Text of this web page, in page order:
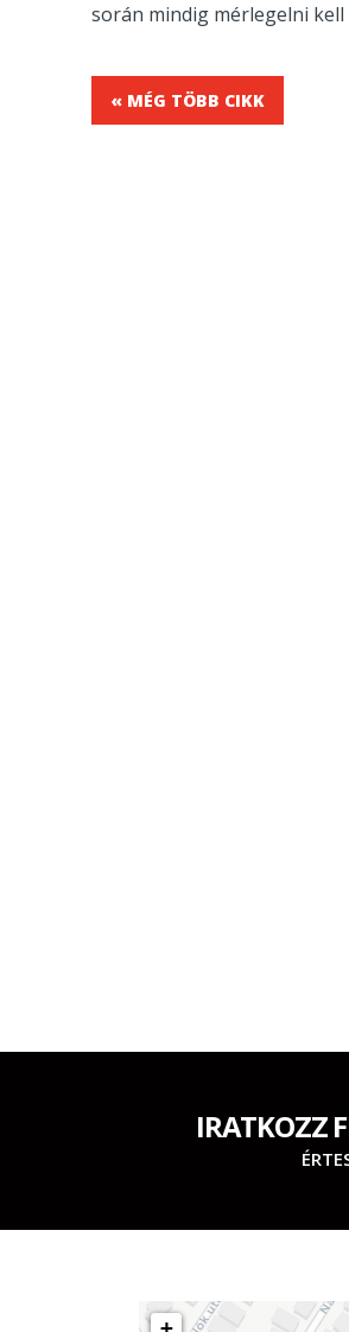
során mindig mérlegelni
« MÉG TÖBB CIKK
IRATKOZZ